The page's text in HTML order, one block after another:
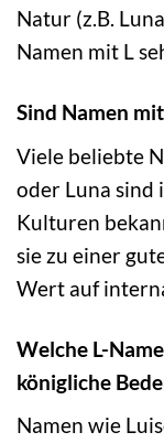
Natur (z.B.
Namen mit L
Sind Namen
Viele beliebte
oder Luna sind
Kulturen
sie zu einer
Wert auf
Welche L-
königliche
Namen wie